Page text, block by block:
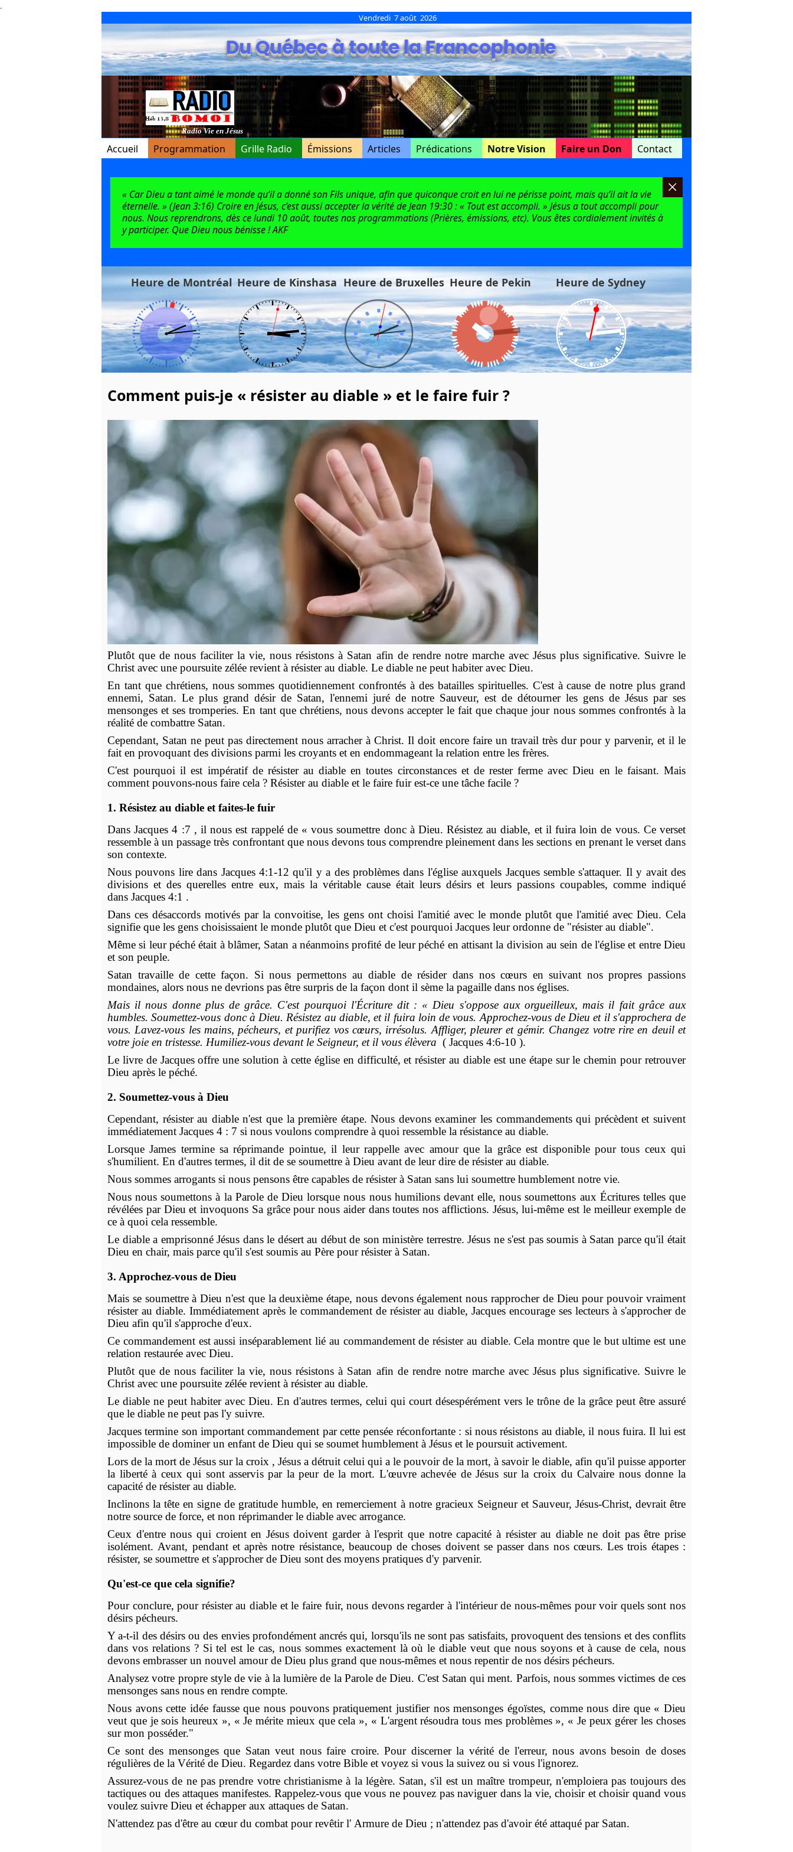
.
Vendredi 7 août 2026
Du Québec à toute la Francophonie
Radio Vie en Jésus
Accueil Programmation Grille Radio Émissions Articles Prédications Notre Vision Faire un Don Contact
« Car Dieu a tant aimé le monde qu’il a donné son Fils unique, afin que quiconque croit en lui ne périsse point, mais qu’il ait la vie
éternelle. » (Jean 3:16) Croire en Jésus, c’est aussi accepter la vérité de Jean 19:30 : « Tout est accompli. » Jésus a tout accompli pour
nous. Nous reprendrons, dès ce lundi 10 août, toutes nos programmations (Prières, émissions, etc). Vous êtes cordialement invités à
y participer. Que Dieu nous bénisse ! AKF
Heure de Montréal Heure de Kinshasa Heure de Bruxelles Heure de Pekin Heure de Sydney
Comment puis-je « résister au diable » et le faire fuir ?
Plutôt que de nous faciliter la vie, nous résistons à Satan afin de rendre notre marche avec Jésus plus significative. Suivre le
Christ avec une poursuite zélée revient à résister au diable. Le diable ne peut habiter avec Dieu.
En tant que chrétiens, nous sommes quotidiennement confrontés à des batailles spirituelles. C'est à cause de notre plus grand
ennemi, Satan. Le plus grand désir de Satan, l'ennemi juré de notre Sauveur, est de détourner les gens de Jésus par ses
mensonges et ses tromperies. En tant que chrétiens, nous devons accepter le fait que chaque jour nous sommes confrontés à la
réalité de combattre Satan.
Cependant, Satan ne peut pas directement nous arracher à Christ. Il doit encore faire un travail très dur pour y parvenir, et il le
fait en provoquant des divisions parmi les croyants et en endommageant la relation entre les frères.
C'est pourquoi il est impératif de résister au diable en toutes circonstances et de rester ferme avec Dieu en le faisant. Mais
comment pouvons-nous faire cela ? Résister au diable et le faire fuir est-ce une tâche facile ?
1. Résistez au diable et faites-le fuir
Dans Jacques 4 :7 , il nous est rappelé de « vous soumettre donc à Dieu. Résistez au diable, et il fuira loin de vous. Ce verset
ressemble à un passage très confrontant que nous devons tous comprendre pleinement dans les sections en prenant le verset dans
son contexte.
Nous pouvons lire dans Jacques 4:1-12 qu'il y a des problèmes dans l'église auxquels Jacques semble s'attaquer. Il y avait des
divisions et des querelles entre eux, mais la véritable cause était leurs désirs et leurs passions coupables, comme indiqué
dans Jacques 4:1 .
Dans ces désaccords motivés par la convoitise, les gens ont choisi l'amitié avec le monde plutôt que l'amitié avec Dieu. Cela
signifie que les gens choisissaient le monde plutôt que Dieu et c'est pourquoi Jacques leur ordonne de "résister au diable".
Même si leur péché était à blâmer, Satan a néanmoins profité de leur péché en attisant la division au sein de l'église et entre Dieu
et son peuple.
Satan travaille de cette façon. Si nous permettons au diable de résider dans nos cœurs en suivant nos propres passions
mondaines, alors nous ne devrions pas être surpris de la façon dont il sème la pagaille dans nos églises.
Mais il nous donne plus de grâce. C'est pourquoi l'Écriture dit : « Dieu s'oppose aux orgueilleux, mais il fait grâce aux
humbles. Soumettez-vous donc à Dieu. Résistez au diable, et il fuira loin de vous. Approchez-vous de Dieu et il s'approchera de
vous. Lavez-vous les mains, pécheurs, et purifiez vos cœurs, irrésolus. Affliger, pleurer et gémir. Changez votre rire en deuil et
votre joie en tristesse. Humiliez-vous devant le Seigneur, et il vous élèvera ( Jacques 4:6-10 ).
Le livre de Jacques offre une solution à cette église en difficulté, et résister au diable est une étape sur le chemin pour retrouver
Dieu après le péché.
2. Soumettez-vous à Dieu
Cependant, résister au diable n'est que la première étape. Nous devons examiner les commandements qui précèdent et suivent
immédiatement Jacques 4 : 7 si nous voulons comprendre à quoi ressemble la résistance au diable.
Lorsque James termine sa réprimande pointue, il leur rappelle avec amour que la grâce est disponible pour tous ceux qui
s'humilient. En d'autres termes, il dit de se soumettre à Dieu avant de leur dire de résister au diable.
Nous sommes arrogants si nous pensons être capables de résister à Satan sans lui soumettre humblement notre vie.
Nous nous soumettons à la Parole de Dieu lorsque nous nous humilions devant elle, nous soumettons aux Écritures telles que
révélées par Dieu et invoquons Sa grâce pour nous aider dans toutes nos afflictions. Jésus, lui-même est le meilleur exemple de
ce à quoi cela ressemble.
Le diable a emprisonné Jésus dans le désert au début de son ministère terrestre. Jésus ne s'est pas soumis à Satan parce qu'il était
Dieu en chair, mais parce qu'il s'est soumis au Père pour résister à Satan.
3. Approchez-vous de Dieu
Mais se soumettre à Dieu n'est que la deuxième étape, nous devons également nous rapprocher de Dieu pour pouvoir vraiment
résister au diable. Immédiatement après le commandement de résister au diable, Jacques encourage ses lecteurs à s'approcher de
Dieu afin qu'il s'approche d'eux.
Ce commandement est aussi inséparablement lié au commandement de résister au diable. Cela montre que le but ultime est une
relation restaurée avec Dieu.
Plutôt que de nous faciliter la vie, nous résistons à Satan afin de rendre notre marche avec Jésus plus significative. Suivre le
Christ avec une poursuite zélée revient à résister au diable.
Le diable ne peut habiter avec Dieu. En d'autres termes, celui qui court désespérément vers le trône de la grâce peut être assuré
que le diable ne peut pas l'y suivre.
Jacques termine son important commandement par cette pensée réconfortante : si nous résistons au diable, il nous fuira. Il lui est
impossible de dominer un enfant de Dieu qui se soumet humblement à Jésus et le poursuit activement.
Lors de la mort de Jésus sur la croix , Jésus a détruit celui qui a le pouvoir de la mort, à savoir le diable, afin qu'il puisse apporter
la liberté à ceux qui sont asservis par la peur de la mort. L'œuvre achevée de Jésus sur la croix du Calvaire nous donne la
capacité de résister au diable.
Inclinons la tête en signe de gratitude humble, en remerciement à notre gracieux Seigneur et Sauveur, Jésus-Christ, devrait être
notre source de force, et non réprimander le diable avec arrogance.
Ceux d'entre nous qui croient en Jésus doivent garder à l'esprit que notre capacité à résister au diable ne doit pas être prise
isolément. Avant, pendant et après notre résistance, beaucoup de choses doivent se passer dans nos cœurs. Les trois étapes :
résister, se soumettre et s'approcher de Dieu sont des moyens pratiques d'y parvenir.
Qu'est-ce que cela signifie?
Pour conclure, pour résister au diable et le faire fuir, nous devons regarder à l'intérieur de nous-mêmes pour voir quels sont nos
désirs pécheurs.
Y a-t-il des désirs ou des envies profondément ancrés qui, lorsqu'ils ne sont pas satisfaits, provoquent des tensions et des conflits
dans vos relations ? Si tel est le cas, nous sommes exactement là où le diable veut que nous soyons et à cause de cela, nous
devons embrasser un nouvel amour de Dieu plus grand que nous-mêmes et nous repentir de nos désirs pécheurs.
Analysez votre propre style de vie à la lumière de la Parole de Dieu. C'est Satan qui ment. Parfois, nous sommes victimes de ces
mensonges sans nous en rendre compte.
Nous avons cette idée fausse que nous pouvons pratiquement justifier nos mensonges égoïstes, comme nous dire que « Dieu
veut que je sois heureux », « Je mérite mieux que cela », « L'argent résoudra tous mes problèmes », « Je peux gérer les choses
sur mon posséder."
Ce sont des mensonges que Satan veut nous faire croire. Pour discerner la vérité de l'erreur, nous avons besoin de doses
régulières de la Vérité de Dieu. Regardez dans votre Bible et voyez si vous la suivez ou si vous l'ignorez.
Assurez-vous de ne pas prendre votre christianisme à la légère. Satan, s'il est un maître trompeur, n'emploiera pas toujours des
tactiques ou des attaques manifestes. Rappelez-vous que vous ne pouvez pas naviguer dans la vie, choisir et choisir quand vous
voulez suivre Dieu et échapper aux attaques de Satan.
N'attendez pas d'être au cœur du combat pour revêtir l' Armure de Dieu ; n'attendez pas d'avoir été attaqué par Satan.